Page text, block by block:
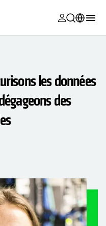
s’ouvre
s’ouvre
Alta
s’ouvre
Assistance
s’ouvre
s’ouvre
s’ouvre
Cohesity
Community
s’ouvre
Partenaires
s’ouvre
Deutsch (Germany)
日本語 (Japan)
Español (Spain)
les données
des